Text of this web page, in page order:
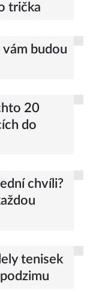
trička
budou
20
do
chvíli?
tenisek